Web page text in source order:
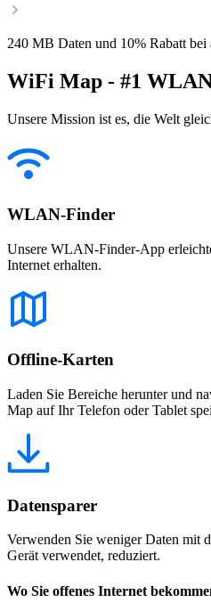
240 MB Daten und 10% Rabatt
WiFi Map - #1
Unsere Mission ist es, die Welt
WLAN-Finder
Unsere WLAN-Finder-App
Internet erhalten.
Offline-Karten
Laden Sie Bereiche herunter und
Map auf Ihr Telefon oder Tablet
Datensparer
Verwenden Sie weniger Daten mit
Gerät verwendet, reduziert.
Wo Sie offenes Internet